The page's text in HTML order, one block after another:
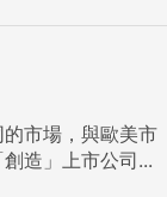
市場，與歐美市
造」上市公司...